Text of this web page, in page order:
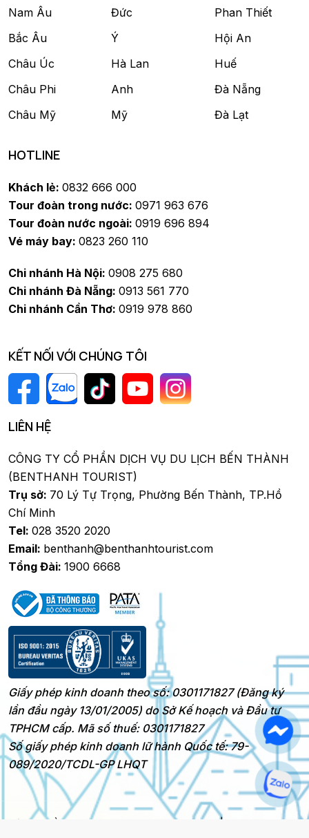
Nam Âu
Bắc Âu
Châu Úc
Châu Phi
Châu Mỹ
Đức
Ý
Hà Lan
Anh
Mỹ
Phan Thiết
Hội An
Huế
Đà Nẵng
Đà Lạt
HOTLINE
Khách lẻ: 0832 666 000
Tour đoàn trong nước: 0971 963 676
Tour đoàn nước ngoài: 0919 696 894
Vé máy bay: 0823 260 110
Chi nhánh Hà Nội: 0908 275 680
Chi nhánh Đà Nẵng: 0913 561 770
Chi nhánh Cần Thơ: 0919 978 860
KẾT NỐI VỚI CHÚNG TÔI
LIÊN HỆ
CÔNG TY CỔ PHẦN DỊCH VỤ DU LỊCH BẾN THÀNH
(BENTHANH TOURIST)
Trụ sở: 70 Lý Tự Trọng, Phường Bến Thành, TP.Hồ
Chí Minh
Tel: 028 3520 2020
Email: benthanh@benthanhtourist.com
Tổng Đài: 1900 6668
Giấy phép kinh doanh theo số: 0301171827 (Đăng ký
lần đầu ngày 13/01/2005) do Sở Kế hoạch và Đầu tư
TPHCM cấp. Mã số thuế: 0301171827
Số giấy phép kinh doanh lữ hành Quốc tế: 79-
089/2020/TCDL-GP LHQT
Bản quyền 2025 © BenThanh Tourist
|